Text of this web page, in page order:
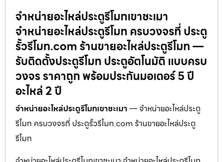
จำหน่ายอะไหล่ประตูรีโมทเขาชะเมา
จำหน่ายอะไหล่ประตูรีโมท ครบวงจรที่ ประตู
รั้วรีโมท.com ร้านขายอะไหล่ประตูรีโมท —
รับติดตั้งประตูรีโมท ประตูอัตโนมัติ แบบครบ
วงจร ราคาถูก พร้อมประกันมอเตอร์ 5 ปี
อะไหล่ 2 ปี
จำหน่ายอะไหล่ประตูรีโมทเขาชะเมา — จำหน่ายอะไหล่ประตู
รีโมท ครบวงจรที่ ประตูรั้วรีโมท.com ร้านขายอะไหล่ประตู
รีโมท